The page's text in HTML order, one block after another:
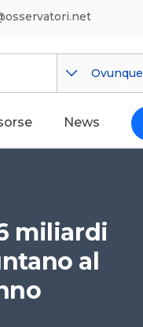
Ovunque
News
miliardi
al